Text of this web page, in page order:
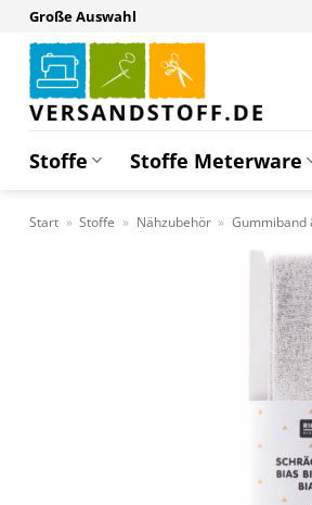
Zum
Inhalt
springen
Große Auswahl
Stoffe Stoffe Meterware
Start » Stoffe » Nähzubehör » Gummiband